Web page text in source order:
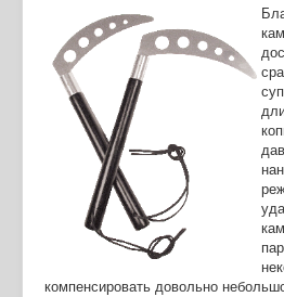
компенсировать довольно